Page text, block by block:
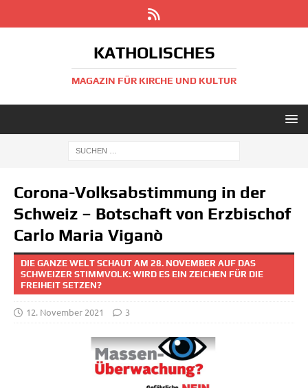
KATHOLISCHES
MAGAZIN FÜR KIRCHE UND KULTUR
Corona-Volksabstimmung in der
Schweiz – Botschaft von Erzbischof
Carlo Maria Viganò
DIE GANZE WELT SCHAUT AM 28. NOVEMBER AUF DAS
SCHWEIZER STIMMVOLK: WIRD ES EIN ZEICHEN FÜR DIE
FREIHEIT SETZEN?
12. November 2021 3